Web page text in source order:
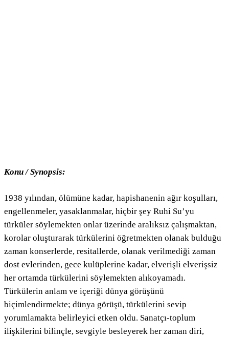
Konu / Synopsis:
1938 yılından, ölümüne kadar, hapishanenin ağır koşulları,
engellenmeler, yasaklanmalar, hiçbir şey Ruhi Su’yu
türküler söylemekten onlar üzerinde aralıksız çalışmaktan,
korolar oluşturarak türkülerini öğretmekten olanak bulduğu
zaman konserlerde, resitallerde, olanak verilmediği zaman
dost evlerinden, gece kulüplerine kadar, elverişli elverişsiz
her ortamda türkülerini söylemekten alıkoyamadı.
Türkülerin anlam ve içeriği dünya görüşünü
biçimlendirmekte; dünya görüşü, türkülerini sevip
yorumlamakta belirleyici etken oldu. Sanatçı-toplum
ilişkilerini bilinçle, sevgiyle besleyerek her zaman diri,